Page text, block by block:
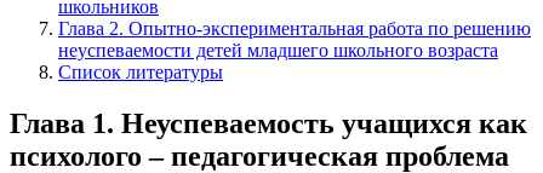
школьников
Глава 2. Опытно-экспериментальная работа по решению
неуспеваемости детей младшего школьного возраста
Список литературы
Глава 1. Неуспеваемость учащихся как
психолого – педагогическая проблема